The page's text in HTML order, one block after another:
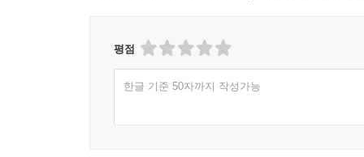
평점
한글 기준 50자까지 작성가능